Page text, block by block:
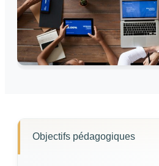
Objectifs pédagogiques